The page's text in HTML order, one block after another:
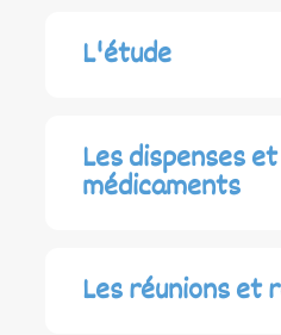
L'étude
Les dispenses et
médicaments
Les réunions et